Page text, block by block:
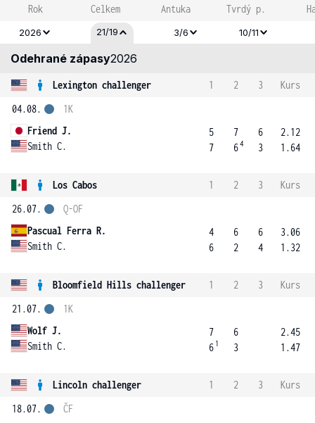
Rok Celkem Antuka Tvrdý p.
2026 21/19 3/6 10/11
Odehrané zápasy2026
Lexington challenger 1 2 3
Kurs
04.08.
Friend J.
Smith C.
1K
5
7
7
64
6
3
2.12
1.64
Los Cabos 1 2 3
Kurs
26.07.
Pascual Ferra R.
Smith C.
Q-OF
4
6
6
2
6
4
3.06
1.32
Bloomfield Hills challenger 1 2 3
Kurs
21.07.
Wolf J.
Smith C.
1K
7
6 1
6
3
2.45
1.47
Lincoln challenger 1 2 3
Kurs
18.07.
ČF